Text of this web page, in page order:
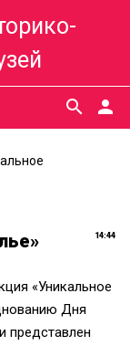
person
search
14:44
«Уникальное
Дня
представлен